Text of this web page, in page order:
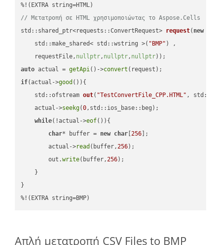
// Μετατροπή σε HTML χρησιμοποιώντας το Aspose.Cells
std::shared_ptr<requests::ConvertRequest> request( new
    std::make_shared< std::wstring >(
"BMP" ) ,
    requestFile,
nullptr, nullptr, nullptr))
auto actual = getApi()->convert
if(actual->good ()){
std::ofstream out( "TestConvertFile_CPP.HTML" ,
    actual->
seekg(0,std::ios_base::beg);
while(!actual->eof()){
char* buffer = new char [256 ];
        actual->
read (buffer,256);
        out.
write(buffer,256);
    }
}
%!(EXTRA string=BMP)
Απλή μετατροπή CSV Files to BMP